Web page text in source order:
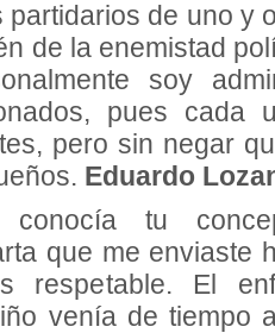
de uno y
de la enemistad
soy
pues cada
pero sin negar
Eduardo
conocía tu
que me enviaste
respetable. El
venía de tiempo